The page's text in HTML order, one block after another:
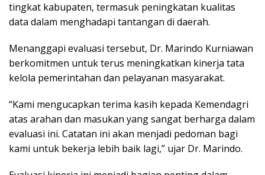
tingkat kabupaten, termasuk peningkatan kualitas
data dalam menghadapi tantangan di daerah.
Menanggapi evaluasi tersebut, Dr. Marindo Kurniawan
berkomitmen untuk terus meningkatkan kinerja tata
kelola pemerintahan dan pelayanan masyarakat.
“Kami mengucapkan terima kasih kepada Kemendagri
atas arahan dan masukan yang sangat berharga dalam
evaluasi ini. Catatan ini akan menjadi pedoman bagi
kami untuk bekerja lebih baik lagi,” ujar Dr. Marindo.